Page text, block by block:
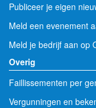
Publiceer je eigen
Meld een evenement
Meld je bedrijf aan op
Overig
Faillissementen per
Vergunningen en